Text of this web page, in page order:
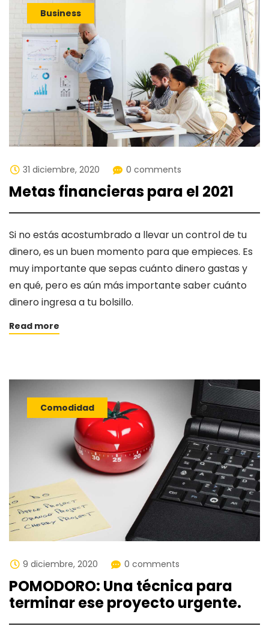
Business
31 diciembre, 2020 0 comments
Metas financieras para el 2021
Si no estás acostumbrado a llevar un control de tu
dinero, es un buen momento para que empieces. Es
muy importante que sepas cuánto dinero gastas y
en qué, pero es aún más importante saber cuánto
dinero ingresa a tu bolsillo.
Read more
Comodidad
9 diciembre, 2020 0 comments
POMODORO: Una técnica para
terminar ese proyecto urgente.